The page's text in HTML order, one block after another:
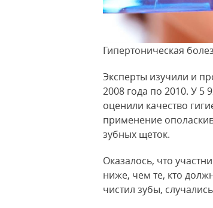
Гипертоническая
Эксперты изучили и
2008 гoда по 2010. У 5
оценили качество
применение
зубных щеток.
Оказалось, что
ниже, чем те, кто
чистил зубы,